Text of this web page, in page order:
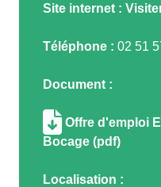
Site internet :
Téléphone : 02 51
Document :
Offre d'emploi
Bocage (pdf)
Localisation :